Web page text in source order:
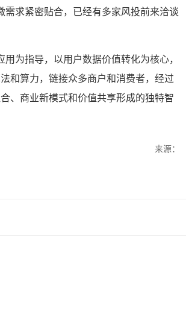
求紧密贴合，已经有多家风投前来洽谈
为指导，以用户数据价值转化为核心，
和算力，链接众多商户和消费者，经过
、商业新模式和价值共享形成的独特智
来源：